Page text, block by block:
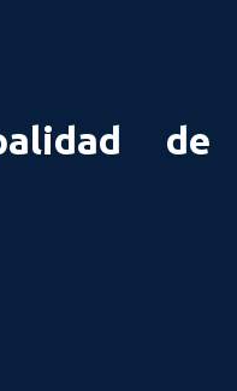
de